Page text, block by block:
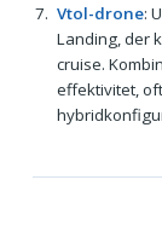
Vtol-drone:
Landing, der
cruise.
effektivitet,